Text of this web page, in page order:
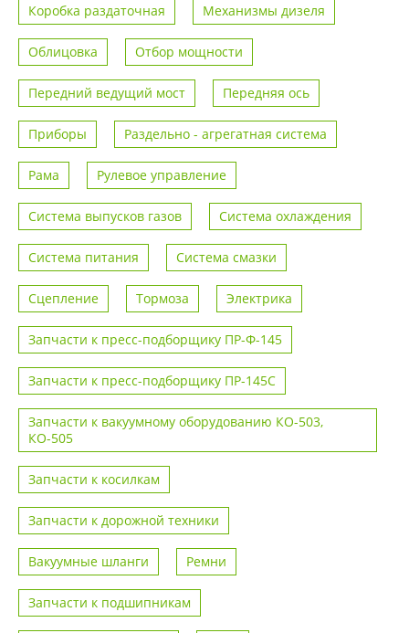
Коробка раздаточная Механизмы дизеля
Облицовка Отбор мощности
Передний ведущий мост Передняя ось
Приборы Раздельно - агрегатная система
Рама Рулевое управление
Система выпусков газов Система охлаждения
Система питания Система смазки
Сцепление Тормоза Электрика
Запчасти к пресс-подборщику ПР-Ф-145
Запчасти к пресс-подборщику ПР-145С
Запчасти к вакуумному оборудованию КО-503,
КО-505
Запчасти к косилкам
Запчасти к дорожной техники
Вакуумные шланги Ремни
Запчасти к подшипникам